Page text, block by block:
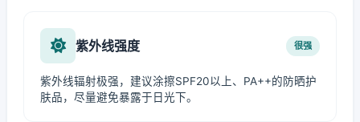
紫外线强度 很强
紫外线辐射极强，建议涂擦SPF20以上、PA++的防晒护
肤品，尽量避免暴露于日光下。